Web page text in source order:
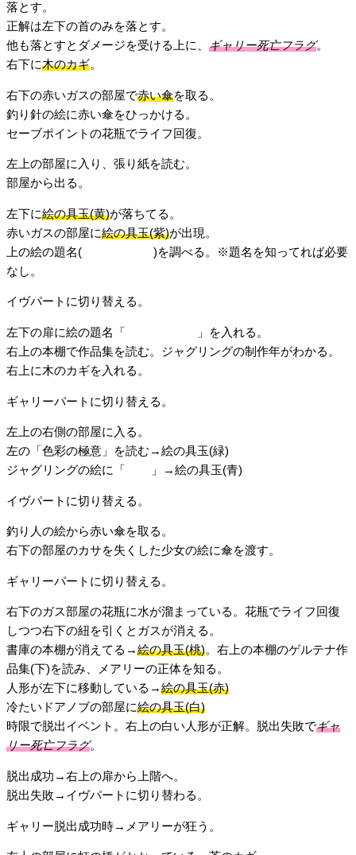
落とす。
正解は左下の首のみを落とす。
他も落とすとダメージを受ける上に、 ギャリー死亡フラグ。
右下に木のカギ。
右下の赤いガスの部屋で赤い傘を取る。
釣り針の絵に赤い傘をひっかける。
セーブポイントの花瓶でライフ回復。
左上の部屋に入り、張り紙を読む。
部屋から出る。
左下に絵の具玉(黄)が落ちてる。
赤いガスの部屋に絵の具玉(紫)が出現。
上の絵の題名(
)を調べる。※題名を知ってれば必要
なし。
イヴパートに切り替える。
左下の扉に絵の題名「
」を入れる。
右上の本棚で作品集を読む。ジャグリングの制作年がわかる。
右上に木のカギを入れる。
ギャリーパートに切り替える。
左上の右側の部屋に入る。
左の「色彩の極意」を読む→絵の具玉(緑)
ジャグリングの絵に「
」→絵の具玉(青)
イヴパートに切り替える。
釣り人の絵から赤い傘を取る。
右下の部屋のカサを失くした少女の絵に傘を渡す。
ギャリーパートに切り替える。
右下のガス部屋の花瓶に水が溜まっている。花瓶でライフ回復
しつつ右下の紐を引くとガスが消える。
書庫の本棚が消えてる→絵の具玉(桃)。右上の本棚のゲルテナ作
品集(下)を読み、メアリーの正体を知る。
人形が左下に移動している→絵の具玉(赤)
冷たいドアノブの部屋に絵の具玉(白)
時限で脱出イベント。右上の白い人形が正解。脱出失敗でギャ
リー死亡フラグ。
脱出成功→右上の扉から上階へ。
脱出失敗→イヴパートに切り替わる。
ギャリー脱出成功時→メアリーが狂う。